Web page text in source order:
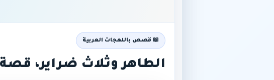
📖 قصص باللهجات العربية
الطاهر وثلاث ضراير،